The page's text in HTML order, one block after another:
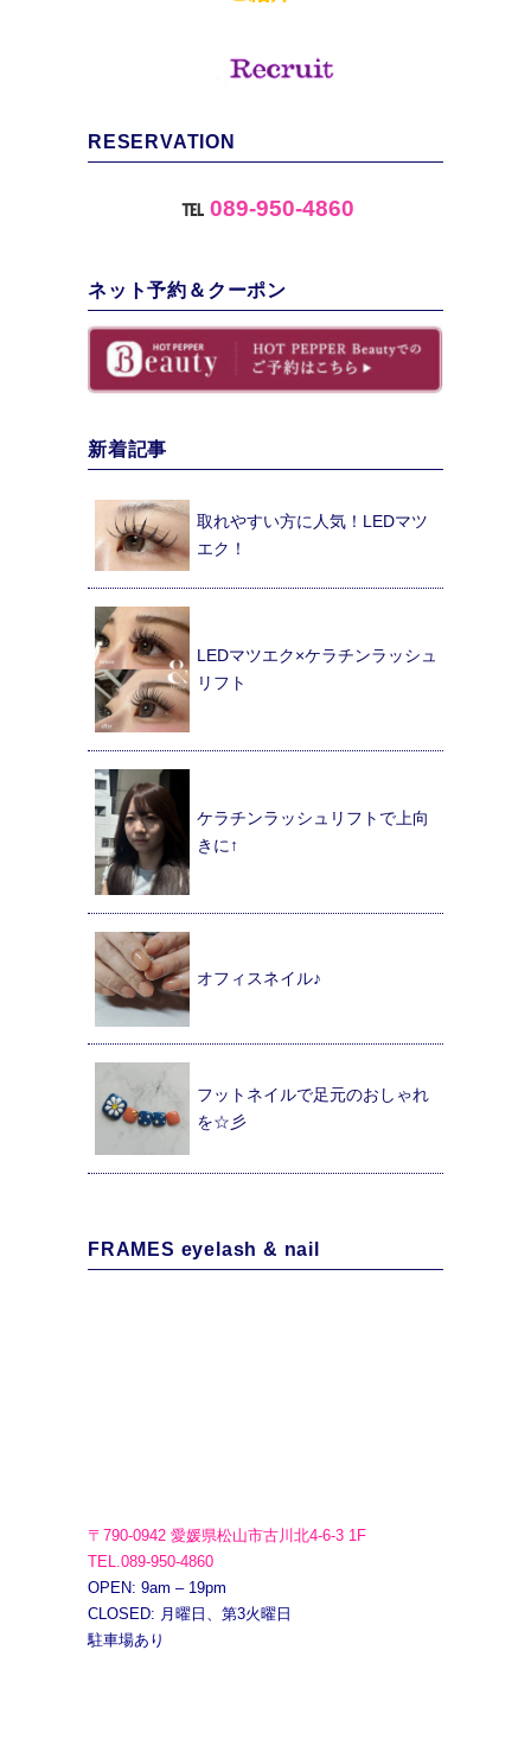
RESERVATION
℡ 089-950-4860
ネット予約＆クーポン
新着記事
取れやすい方に人気！LEDマツ
エク！
LEDマツエク×ケラチンラッシュ
リフト
ケラチンラッシュリフトで上向
きに↑
オフィスネイル♪
フットネイルで足元のおしゃれ
を☆彡
FRAMES eyelash & nail
〒790-0942 愛媛県松山市古川北4-6-3 1F
TEL.089-950-4860
OPEN: 9am – 19pm
CLOSED: 月曜日、第3火曜日
駐車場あり